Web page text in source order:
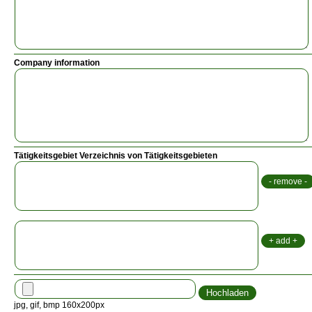
Company information
Tätigkeitsgebiet Verzeichnis von Tätigkeitsgebieten
jpg, gif, bmp 160x200px